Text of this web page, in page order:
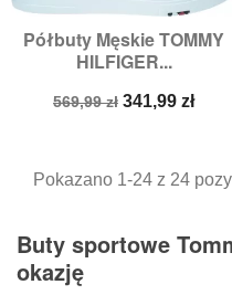
Półbuty Męskie TOMMY
HILFIGER...
Cena
569,99 zł Cena
341,99 zł
Pokazano 1-24 z 24
Buty sportowe
okazję